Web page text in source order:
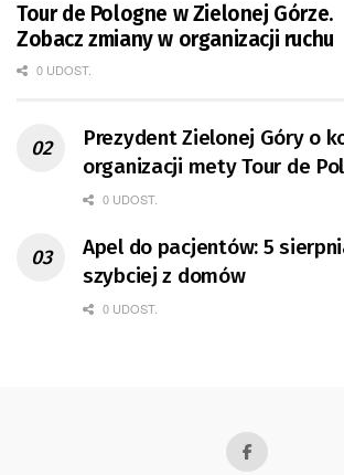
Tour de Pologne w Zielonej Górze.
Zobacz zmiany w organizacji ruchu
0 UDOST.
Prezydent Zielonej Góry o
organizacji mety Tour de
0 UDOST.
Apel do pacjentów: 5
szybciej z domów
0 UDOST.